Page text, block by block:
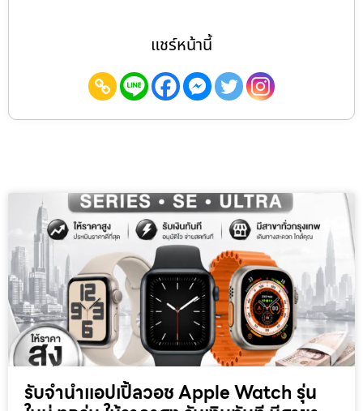
แชร์หน้านี้
รับจำนำแอปเปิ้ลวอช Apple Watch รุ่น